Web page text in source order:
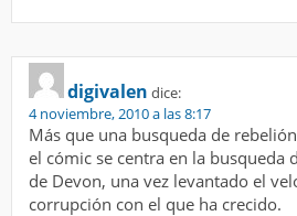
digivalen dice:
4 noviembre, 2010 a las 8:17
Más que una busqueda de
el cómic se centra en la busqueda
de Devon, una vez levantado el
corrupción con el que ha crecido.